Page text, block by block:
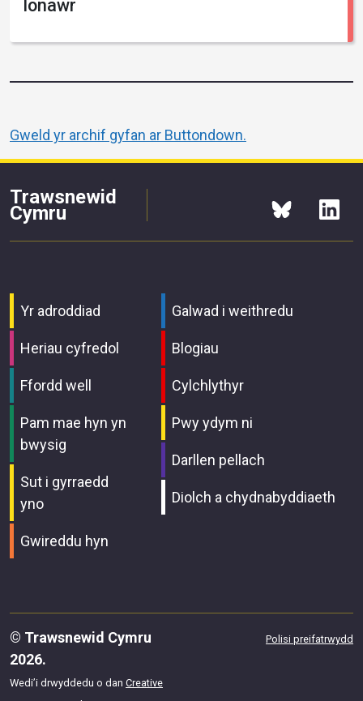
Ionawr
Gweld yr archif gyfan ar Buttondown.
Trawsnewid
Cymru
Yr adroddiad
Heriau cyfredol
Ffordd well
Pam mae hyn yn
bwysig
Sut i gyrraedd
yno
Gwireddu hyn
Galwad i weithredu
Blogiau
Cylchlythyr
Pwy ydym ni
Darllen pellach
Diolch a chydnabyddiaeth
© Trawsnewid Cymru
2026.
Wedi’i drwyddedu o dan Creative
Polisi preifatrwydd